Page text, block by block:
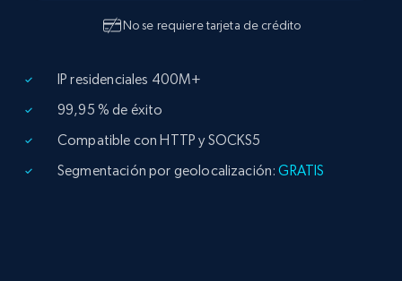
No se requiere tarjeta de crédito
IP residenciales 400M+
99,95 % de éxito
Compatible con HTTP y SOCKS5
Segmentación por geolocalización:GRATIS